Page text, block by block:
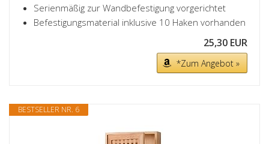
Serienmäßig zur Wandbefestigung vorgerichtet
Befestigungsmaterial inklusive 10 Haken vorhanden
25,30 EUR
*Zum Angebot »
BESTSELLER NR. 6